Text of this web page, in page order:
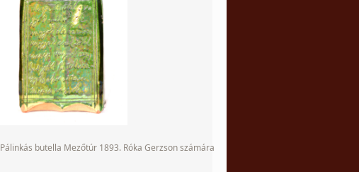
Pálinkás butella Mezőtúr 1893. Róka Gerzson számára